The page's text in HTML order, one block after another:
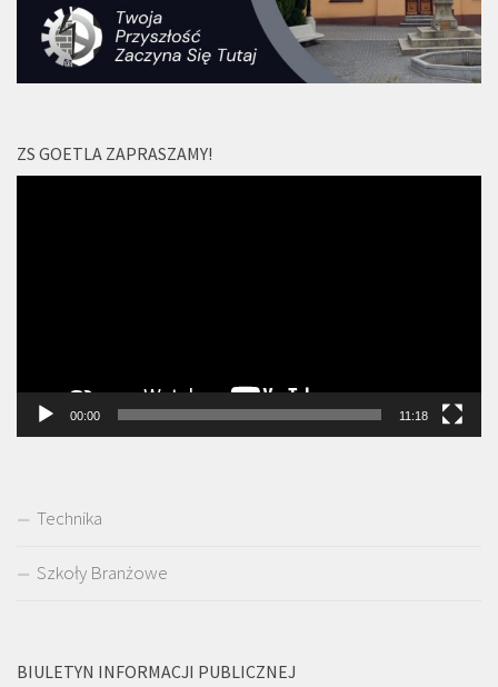
ZS GOETLA ZAPRASZAMY!
00:00 11:18
Technika
Szkoły Branżowe
BIULETYN INFORMACJI PUBLICZNEJ